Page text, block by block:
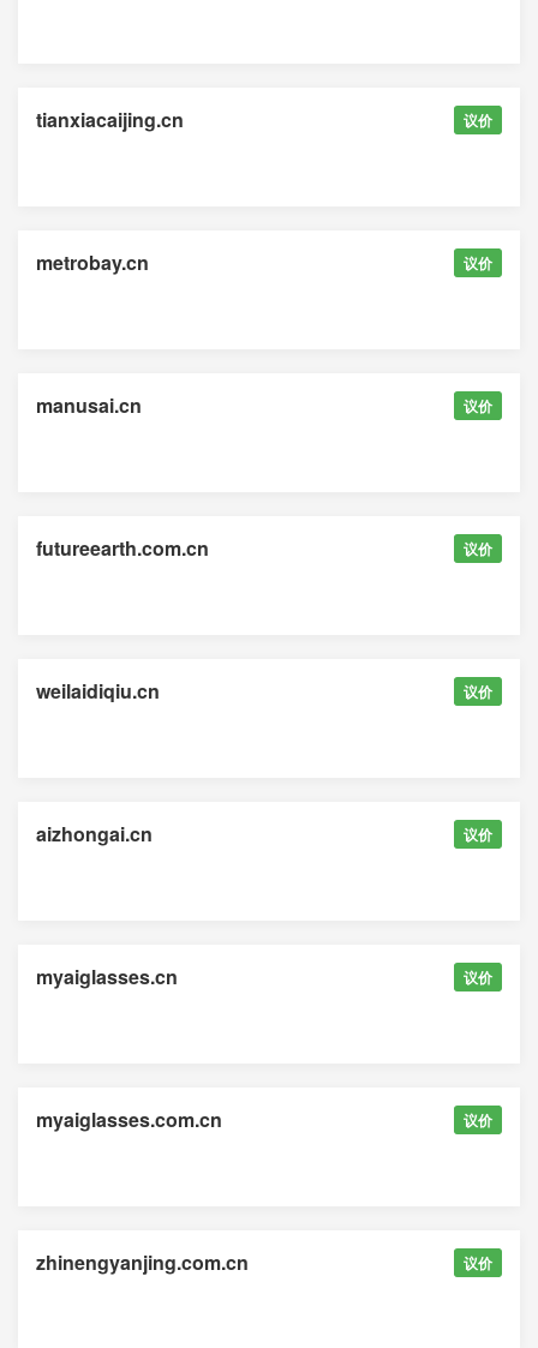
tianxiacaijing.cn 议价
metrobay.cn 议价
manusai.cn 议价
futureearth.com.cn 议价
weilaidiqiu.cn 议价
aizhongai.cn 议价
myaiglasses.cn 议价
myaiglasses.com.cn 议价
zhinengyanjing.com.cn 议价